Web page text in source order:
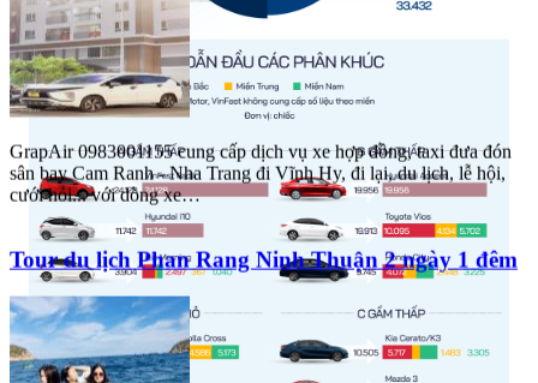
GrapAir 0983001155 cung cấp dịch vụ xe hợp đồng, taxi đưa đón
sân bay Cam Ranh - Nha Trang đi Vĩnh Hy, đi lại, du lịch, lễ hội,
cưới hỏi... với dòng xe…
Tour du lịch Phan Rang Ninh Thuận 2 ngày 1 đêm